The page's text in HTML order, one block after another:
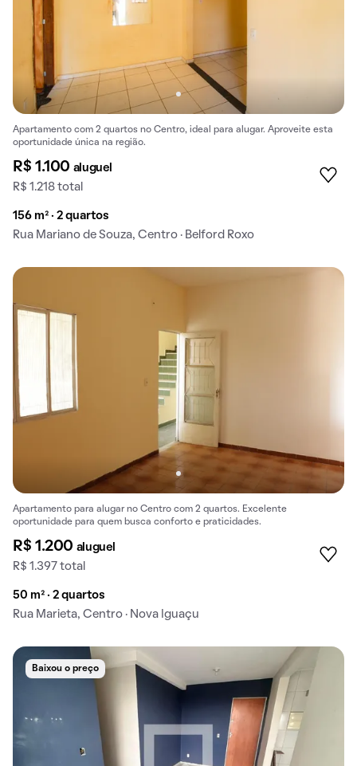
Apartamento com 2 quartos no Centro, ideal para alugar. Aproveite esta
oportunidade única na região.
R$ 1.100 aluguel
R$ 1.218 total
156 m² · 2 quartos
Rua Mariano de Souza, Centro · Belford Roxo
Apartamento para alugar no Centro com 2 quartos. Excelente
oportunidade para quem busca conforto e praticidades.
R$ 1.200 aluguel
R$ 1.397 total
50 m² · 2 quartos
Rua Marieta, Centro · Nova Iguaçu
Baixou o preço